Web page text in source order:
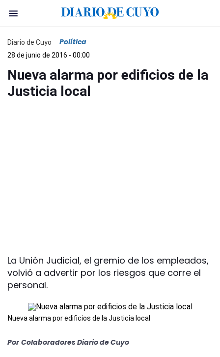
Diario de Cuyo Política
28 de junio de 2016 - 00:00
Nueva alarma por edificios de la
Justicia local
La Unión Judicial, el gremio de los empleados,
volvió a advertir por los riesgos que corre el
personal.
Nueva alarma por edificios de la Justicia local
Por Colaboradores Diario de Cuyo